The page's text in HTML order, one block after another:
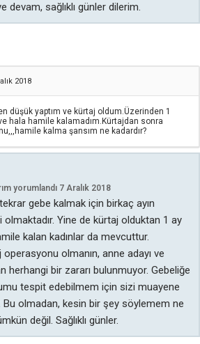
devam, sağlıklı günler dilerim.
2018
düşük yaptım ve kürtaj oldum.Üzerinden 1
hala hamile kalamadım.Kürtajdan sonra
kalma şansım ne kadardır?
yorumlandı 7 Aralık 2018
gebe kalmak için birkaç ayın
Yine de kürtaj olduktan 1 ay
kalan kadınlar da mevcuttur.
olmanın, anne adayı ve
herhangi bir zararı bulunmuyor. Gebeliğe
tespit edebilmem için sizi muayene
Bu olmadan, kesin bir şey söylemem ne
değil. Sağlıklı günler.